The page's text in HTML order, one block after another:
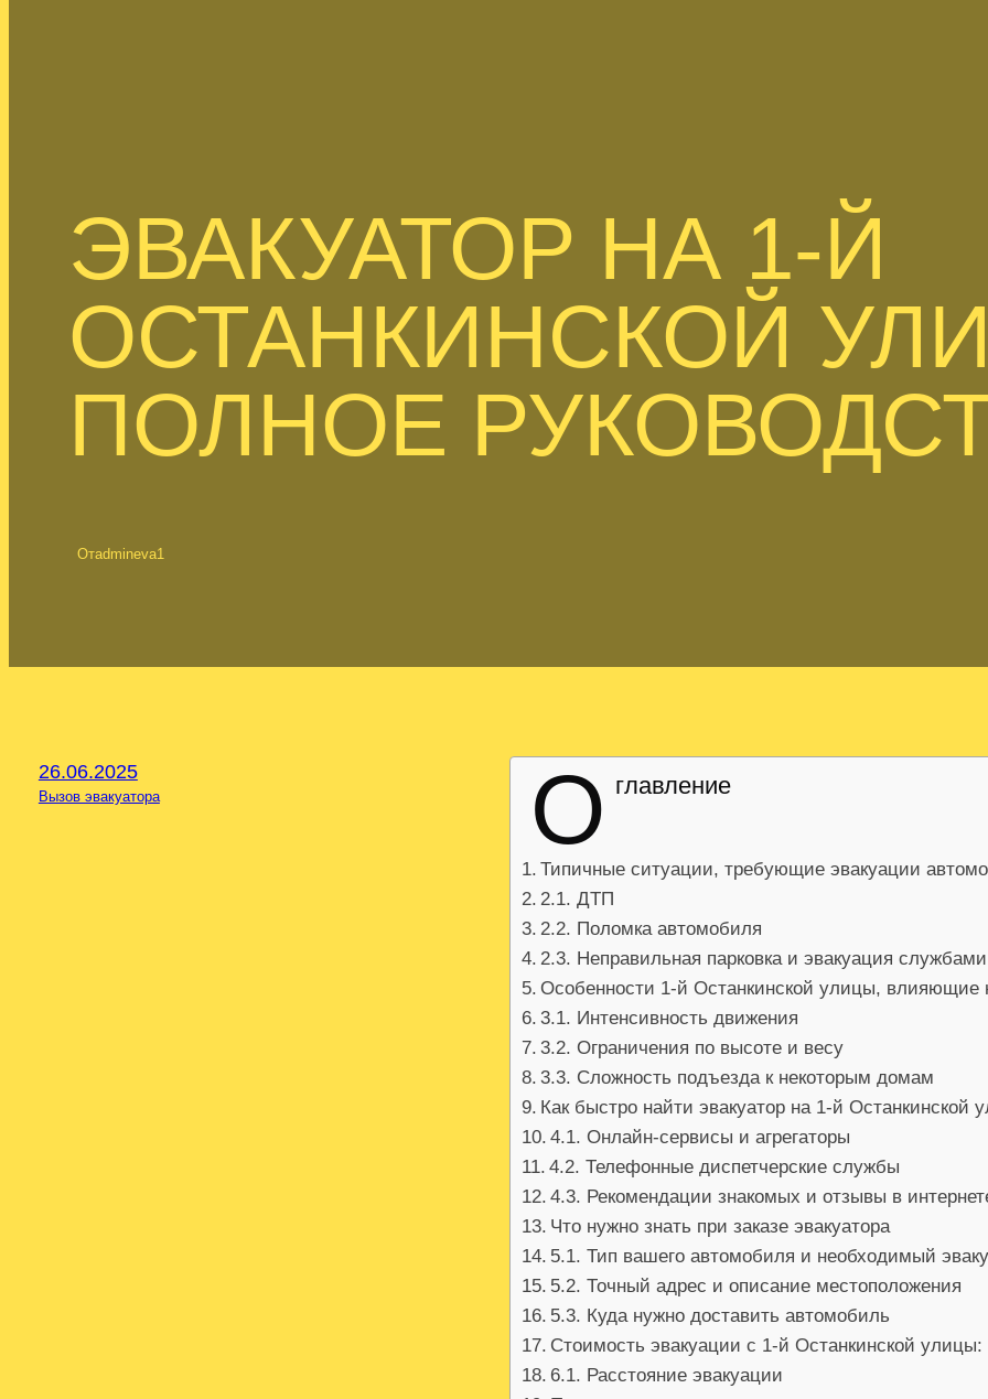
ЭВАКУАТОР НА 1-Й
ОСТАНКИНСКОЙ
ПОЛНОЕ
Отadmineva1
26.06.2025
Вызов эвакуатора О главление
Типичные ситуации, требующие эвакуации
2.1. ДТП
2.2. Поломка автомобиля
2.3. Неправильная парковка и эвакуация
Особенности 1-й Останкинской улицы, влияющие
3.1. Интенсивность движения
3.2. Ограничения по высоте и весу
3.3. Сложность подъезда к некоторым домам
Как быстро найти эвакуатор на 1-й Останкинской
4.1. Онлайн-сервисы и агрегаторы
4.2. Телефонные диспетчерские службы
4.3. Рекомендации знакомых и отзывы в
Что нужно знать при заказе эвакуатора
5.1. Тип вашего автомобиля и необходимый
5.2. Точный адрес и описание местоположения
5.3. Куда нужно доставить автомобиль
Стоимость эвакуации с 1-й Останкинской
6.1. Расстояние эвакуации